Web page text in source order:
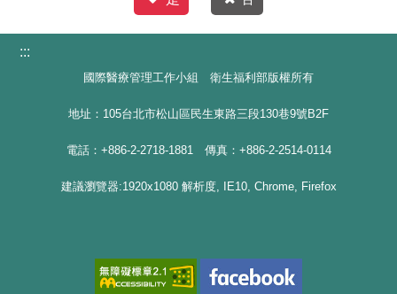
:::
國際醫療管理工作小組 衛生福利部版權所有
地址：105台北市松山區民生東路三段130巷9號B2F
電話：+886-2-2718-1881 傳真：+886-2-2514-0114
建議瀏覽器:1920x1080 解析度, IE10, Chrome, Firefox